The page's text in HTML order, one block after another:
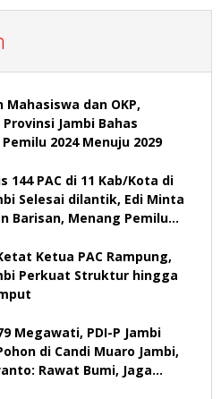
Mahasiswa dan OKP,
Jambi Bahas
2024 Menuju 2029
144 PAC di 11 Kab/Kota di
Selesai dilantik, Edi Minta
Barisan, Menang Pemilu
Ketua PAC Rampung,
Perkuat Struktur hingga
Megawati, PDI-P Jambi
di Candi Muaro Jambi,
Rawat Bumi, Jaga